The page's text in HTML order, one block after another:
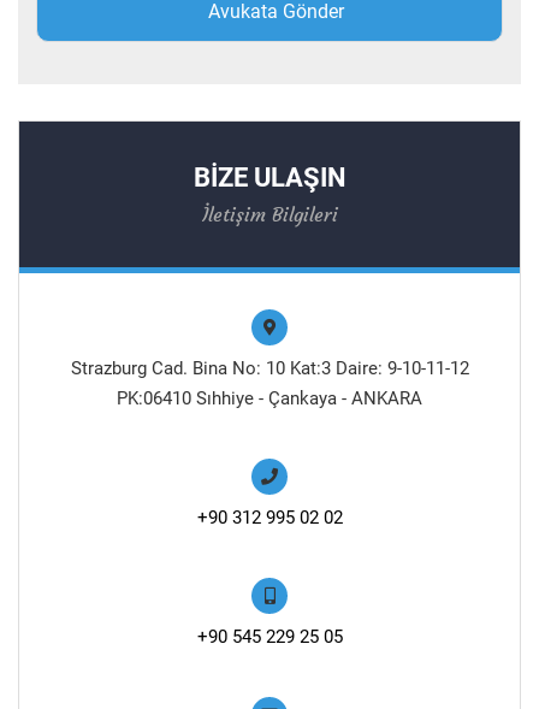
BİZE ULAŞIN
İletişim Bilgileri
Strazburg Cad. Bina No: 10 Kat:3 Daire: 9-10-11-12
PK:06410 Sıhhiye - Çankaya - ANKARA
+90 312 995 02 02
+90 545 229 25 05